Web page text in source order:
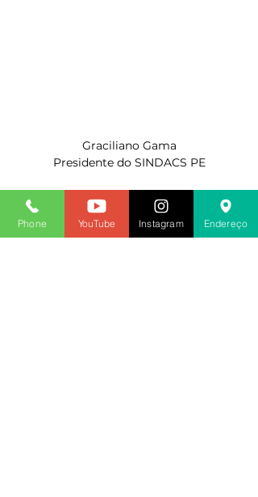
Graciliano Gama
Presidente do SINDACS PE
Phone YouTube Instagram Endereço